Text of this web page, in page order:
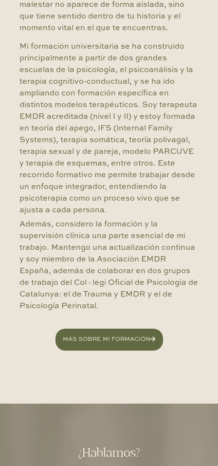
malestar no aparece de forma aislada, sino
que tiene sentido dentro de tu historia y el
momento vital en el que te encuentras.
Mi formación universitaria se ha construido
principalmente a partir de dos grandes
escuelas de la psicología, el psicoanálisis y la
terapia cognitivo-conductual, y se ha ido
ampliando con formación específica en
distintos modelos terapéuticos. Soy terapeuta
EMDR acreditada (nivel I y II) y estoy formada
en teoría del apego, IFS (Internal Family
Systems), terapia somática, teoría polivagal,
terapia sexual y de pareja, modelo PARCUVE
y terapia de esquemas, entre otros. Este
recorrido formativo me permite trabajar desde
un enfoque integrador, entendiendo la
psicoterapia como un proceso vivo que se
ajusta a cada persona.
Además, considero la formación y la
supervisión clínica una parte esencial de mi
trabajo. Mantengo una actualización continua
y soy miembro de la Asociación EMDR
España, además de colaborar en dos grupos
de trabajo del Col·legi Oficial de Psicologia de
Catalunya: el de Trauma y EMDR y el de
Psicología Perinatal.
MÁS SOBRE MI FORMACIÓN
¿Hablamos?